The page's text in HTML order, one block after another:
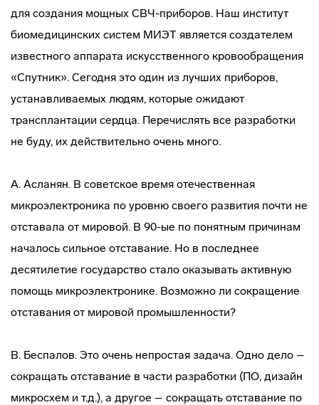
для создания мощных СВЧ-приборов. Наш институт
биомедицинских систем МИЭТ является создателем
известного аппарата искусственного кровообращения
«Спутник». Сегодня это один из лучших приборов,
устанавливаемых людям, которые ожидают
трансплантации сердца. Перечислять все разработки
не буду, их действительно очень много.
А. Асланян. В советское время отечественная
микроэлектроника по уровню своего развития почти не
отставала от мировой. В 90-ые по понятным причинам
началось сильное отставание. Но в последнее
десятилетие государство стало оказывать активную
помощь микроэлектронике. Возможно ли сокращение
отставания от мировой промышленности?
В. Беспалов. Это очень непростая задача. Одно дело –
сокращать отставание в части разработки (ПО, дизайн
микросхем и т.д.), а другое – сокращать отставание по